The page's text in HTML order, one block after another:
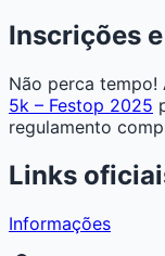
Inscrições
Não perca tempo!
5k – Festop 2025
regulamento
Links
Informações